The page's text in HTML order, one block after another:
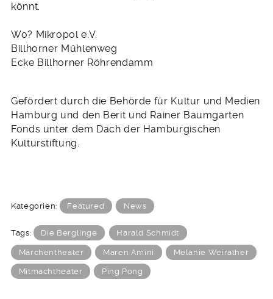
könnt.
Wo? Mikropol e.V.
Billhorner Mühlenweg
Ecke Billhorner Röhrendamm
Gefördert durch die Behörde für Kultur und Medien
Hamburg und den Berit und Rainer Baumgarten
Fonds unter dem Dach der Hamburgischen
Kulturstiftung.
Kategorien: Featured News
Tags: Die Berglinge Harald Schmidt
Märchentheater Maren Amini Melanie Weirather
Mitmachtheater Ping Pong